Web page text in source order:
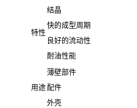
特性
结晶
快的成型周期
良好的流动性
耐油性能
用途
薄壁部件
配件
外壳